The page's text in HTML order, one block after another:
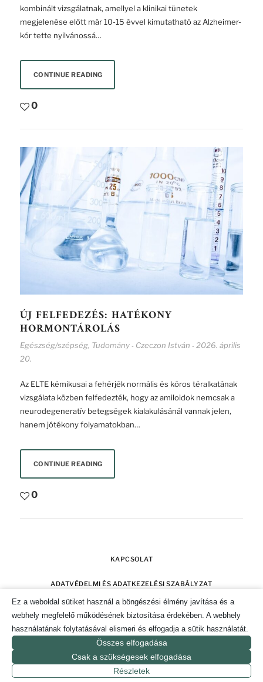
kombinált vizsgálatnak, amellyel a klinikai tünetek
megjelenése előtt már 10-15 évvel kimutatható az Alzheimer-
kór tette nyilvánossá…
CONTINUE READING
0
ÚJ FELFEDEZÉS: HATÉKONY
HORMONTÁROLÁS
Egészség/szépség, Tudomány - Czeczon István - 2026. április
20.
Az ELTE kémikusai a fehérjék normális és kóros téralkatának
vizsgálata közben felfedezték, hogy az amiloidok nemcsak a
neurodegeneratív betegségek kialakulásánál vannak jelen,
hanem jótékony folyamatokban…
CONTINUE READING
0
KAPCSOLAT
ADATVÉDELMI ÉS ADATKEZELÉSI SZABÁLYZAT
IMPRESSZUM
SÜTI TÁJÉKOZTATÓ ÉS HOZZÁJÁRULÁS KEZELÉSE
© 2019-2026. CSAK POZITÍVAN MAGAZIN.
Ez a weboldal sütiket használ a böngészési élmény javítása és a
webhely megfelelő működésének biztosítása érdekében. A webhely
használatának folytatásával elismeri és elfogadja a sütik használatát.
Összes elfogadása
Csak a szükségesek elfogadása
Részletek